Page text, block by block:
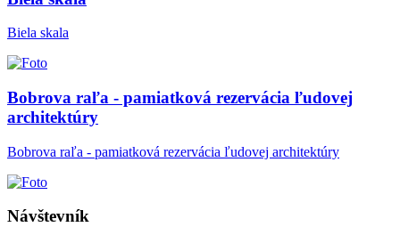
Biela skala
Bobrova raľa - pamiatková rezervácia ľudovej
architektúry
Bobrova raľa - pamiatková rezervácia ľudovej architektúry
Návštevník